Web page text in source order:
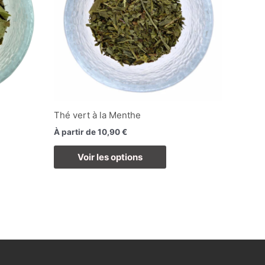
Thé vert à la Menthe
À partir de10,90€
Voir les options
Les
options
peuvent
être
choisies
sur